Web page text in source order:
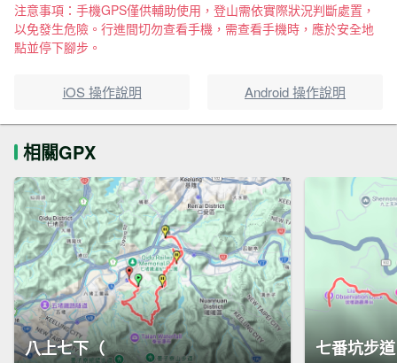
注意事項：手機GPS僅供輔助使用，登山需依實際狀況判斷處置，
以免發生危險。行進間切勿查看手機，需查看手機時，應於安全地
點並停下腳步。
iOS 操作說明 Android 操作說明
相關GPX
八上七下（ 七番坑步道